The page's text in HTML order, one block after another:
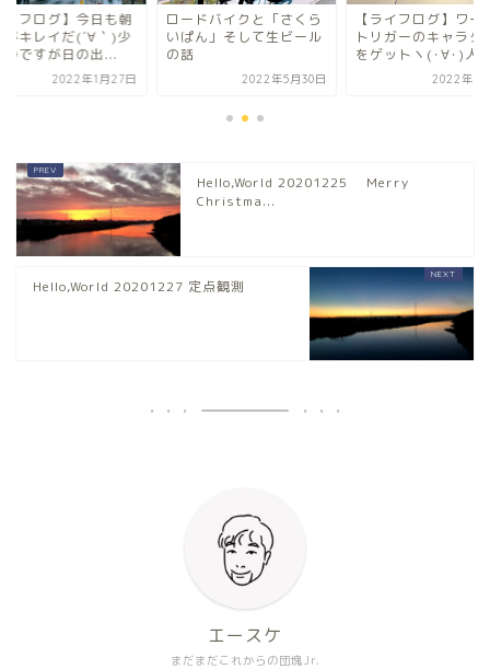
イフログ】今日も朝
がキレイだ(´∀｀)少
つですが日の出...
2022年1月27日
ロードバイクと「さくら
いぱん」そして生ビール
の話
2022年5月30日
【ライフログ】ワー
トリガーのキャラグ
をゲットヽ(･∀･)人
2022年1
Hello,World 20201225 Merry
Christma...
Hello,World 20201227 定点観測
まだまだこれからの団塊Jr.
エースケ